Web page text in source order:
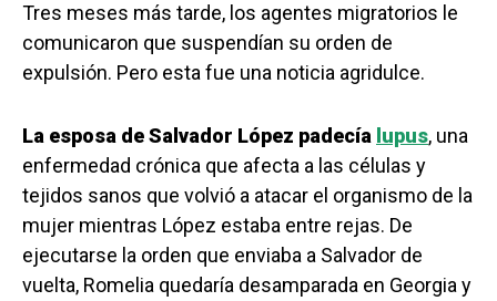
Tres meses más tarde, los agentes migratorios le
comunicaron que suspendían su orden de
expulsión. Pero esta fue una noticia agridulce.
La esposa de Salvador López padecía lupus, una
enfermedad crónica que afecta a las células y
tejidos sanos que volvió a atacar el organismo de la
mujer mientras López estaba entre rejas. De
ejecutarse la orden que enviaba a Salvador de
vuelta, Romelia quedaría desamparada en Georgia y